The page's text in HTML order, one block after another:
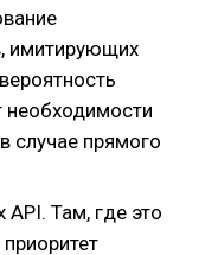
имитирующих
необходимости
случае прямого
Там, где это